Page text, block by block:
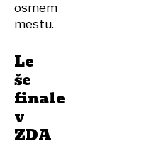
osmem
mestu.
Le
še
finale
v
ZDA